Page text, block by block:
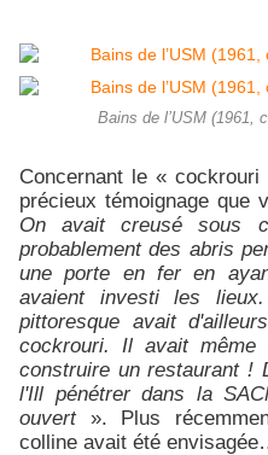
Bains de l’USM (1961,
Concernant le «
précieux témoignage que
On avait creusé sous
probablement des abris
une porte en fer en
avaient investi les
pittoresque avait
cockrouri. Il avait même
construire un restaurant !
l'Ill pénétrer dans la
ouvert». Plus
colline avait été